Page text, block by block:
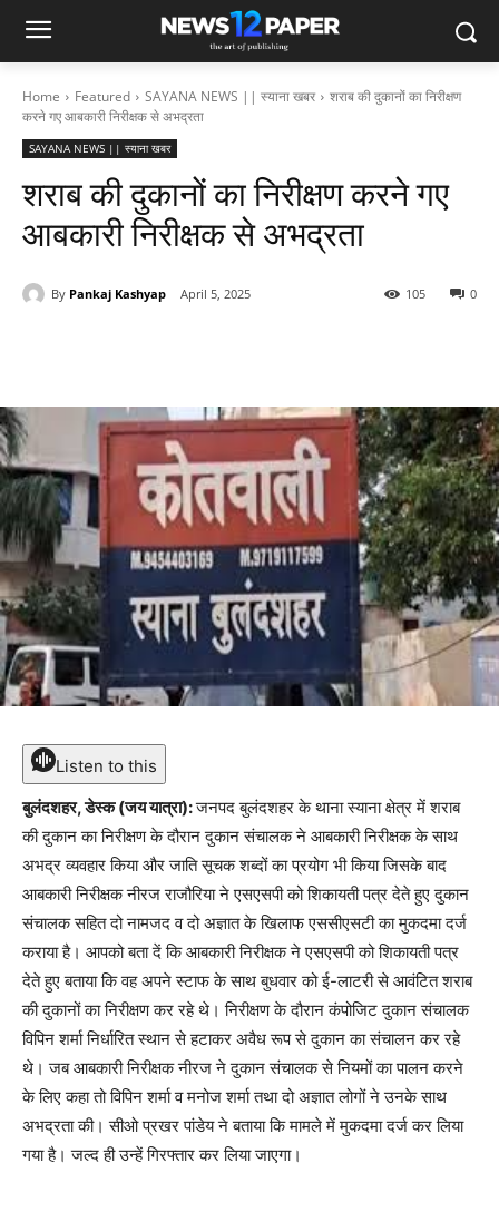
Home Featured SAYANA NEWS || स्याना खबर
शराब की दुकानों का निरीक्षण
करने गए आबकारी निरीक्षक से अभद्रता
SAYANA NEWS || स्याना खबर
शराब की दुकानों का निरीक्षण करने गए
आबकारी निरीक्षक से अभद्रता
By Pankaj Kashyap April 5, 2025 0
105
Listen to this
बुलंदशहर, डेस्क (जय यात्रा):जनपद बुलंदशहर के थाना स्याना क्षेत्र में शराब
की दुकान का निरीक्षण के दौरान दुकान संचालक ने आबकारी निरीक्षक के साथ
अभद्र व्यवहार किया और जाति सूचक शब्दों का प्रयोग भी किया जिसके बाद
आबकारी निरीक्षक नीरज राजौरिया ने एसएसपी को शिकायती पत्र देते हुए दुकान
संचालक सहित दो नामजद व दो अज्ञात के खिलाफ एससीएसटी का मुकदमा दर्ज
कराया है। आपको बता दें कि आबकारी निरीक्षक ने एसएसपी को शिकायती पत्र
देते हुए बताया कि वह अपने स्टाफ के साथ बुधवार को ई-लाटरी से आवंटित शराब
की दुकानों का निरीक्षण कर रहे थे। निरीक्षण के दौरान कंपोजिट दुकान संचालक
विपिन शर्मा निर्धारित स्थान से हटाकर अवैध रूप से दुकान का संचालन कर रहे
थे। जब आबकारी निरीक्षक नीरज ने दुकान संचालक से नियमों का पालन करने
के लिए कहा तो विपिन शर्मा व मनोज शर्मा तथा दो अज्ञात लोगों ने उनके साथ
अभद्रता की। सीओ प्रखर पांडेय ने बताया कि मामले में मुकदमा दर्ज कर लिया
गया है। जल्द ही उन्हें गिरफ्तार कर लिया जाएगा।